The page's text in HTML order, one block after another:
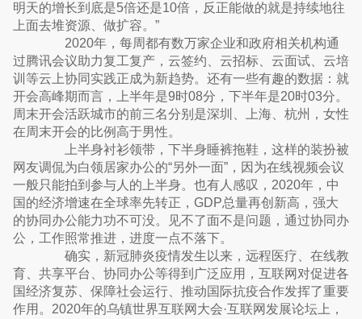
明天的增长到底是5倍还是10倍，反正能做的就是持续地往
上面去堆资源、做扩容。”
2020年，每周都有数万家企业和政府相关机构通
过腾讯会议助力复工复产，云签约、云招标、云面试、云培
训等云上协同实践正成为新趋势。还有一些有趣的数据：就
开会高峰期而言，上半年是9时08分，下半年是20时03分。
周末开会活跃城市的前三名分别是深圳、上海、杭州，女性
在周末开会的比例高于男性。
上半身衬衫领带，下半身睡裤拖鞋，这样的装扮被
网友调侃为白领居家办公的“另外一面”，因为在线视频会议
一般只能拍到参与人的上半身。也有人感叹，2020年，中
国的经济增速在全球率先转正，GDP总量再创新高，强大
的协同办公能力功不可没。见不了面不是问题，通过协同办
公，工作照常推进，进度一点不落下。
确实，新冠肺炎疫情发生以来，远程医疗、在线教
育、共享平台、协同办公等得到广泛应用，互联网对促进各
国经济复苏、保障社会运行、推动国际抗疫合作发挥了重要
作用。2020年的乌镇世界互联网大会·互联网发展论坛上，